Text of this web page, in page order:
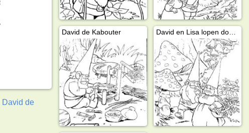
David de
David de Kabouter David en Lisa lopen door het bos